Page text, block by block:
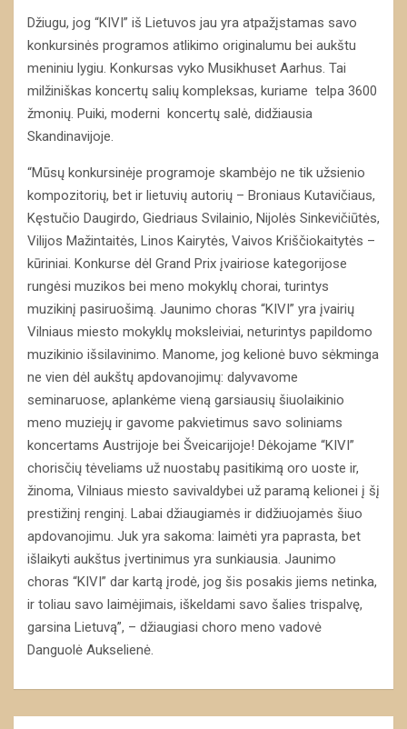
Džiugu, jog “KIVI” iš Lietuvos jau yra atpažįstamas savo
konkursinės programos atlikimo originalumu bei aukštu
meniniu lygiu. Konkursas vyko Musikhuset Aarhus. Tai
milžiniškas koncertų salių kompleksas, kuriame telpa 3600
žmonių. Puiki, moderni koncertų salė, didžiausia
Skandinavijoje.
“Mūsų konkursinėje programoje skambėjo ne tik užsienio
kompozitorių, bet ir lietuvių autorių – Broniaus Kutavičiaus,
Kęstučio Daugirdo, Giedriaus Svilainio, Nijolės Sinkevičiūtės,
Vilijos Mažintaitės, Linos Kairytės, Vaivos Kriščiokaitytės –
kūriniai. Konkurse dėl Grand Prix įvairiose kategorijose
rungėsi muzikos bei meno mokyklų chorai, turintys
muzikinį pasiruošimą. Jaunimo choras “KIVI” yra įvairių
Vilniaus miesto mokyklų moksleiviai, neturintys papildomo
muzikinio išsilavinimo. Manome, jog kelionė buvo sėkminga
ne vien dėl aukštų apdovanojimų: dalyvavome
seminaruose, aplankėme vieną garsiausių šiuolaikinio
meno muziejų ir gavome pakvietimus savo soliniams
koncertams Austrijoje bei Šveicarijoje! Dėkojame “KIVI”
chorisčių tėveliams už nuostabų pasitikimą oro uoste ir,
žinoma, Vilniaus miesto savivaldybei už paramą kelionei į šį
prestižinį renginį. Labai džiaugiamės ir didžiuojamės šiuo
apdovanojimu. Juk yra sakoma: laimėti yra paprasta, bet
išlaikyti aukštus įvertinimus yra sunkiausia. Jaunimo
choras “KIVI” dar kartą įrodė, jog šis posakis jiems netinka,
ir toliau savo laimėjimais, iškeldami savo šalies trispalvę,
garsina Lietuvą”, – džiaugiasi choro meno vadovė
Danguolė Aukselienė.